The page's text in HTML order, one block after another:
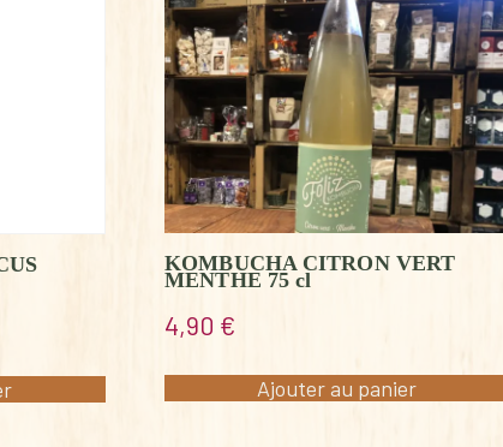
KOMBUCHA CITRON VERT
MENTHE 75 cl
4,90 €
Ajouter au panier